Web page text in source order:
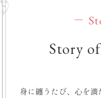
－
Story
身に纏うたび、 心を満